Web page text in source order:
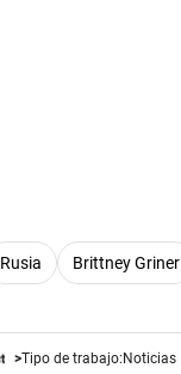
Rusia Brittney Griner
Tipo de trabajo: Noticias